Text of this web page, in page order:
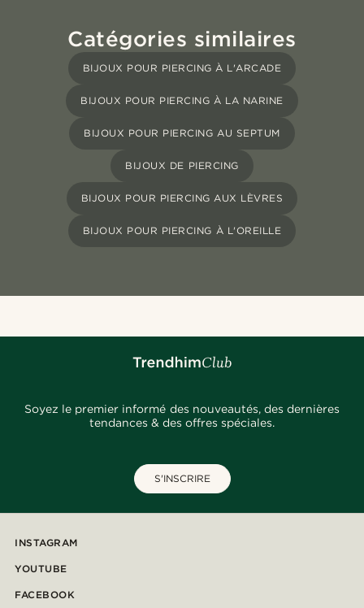
Catégories similaires
BIJOUX POUR PIERCING À L'ARCADE
BIJOUX POUR PIERCING À LA NARINE
BIJOUX POUR PIERCING AU SEPTUM
BIJOUX DE PIERCING
BIJOUX POUR PIERCING AUX LÈVRES
BIJOUX POUR PIERCING À L'OREILLE
Soyez le premier informé des nouveautés, des dernières
tendances & des offres spéciales.
S'INSCRIRE
INSTAGRAM
YOUTUBE
FACEBOOK